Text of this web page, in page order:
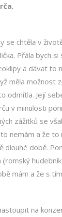
se chtěla v
Přála bych
a dávat to
měla možnost
odmítla. Její
v minulosti
zážitků se
nemám a že to
dlouhé době.
mám a že s
na